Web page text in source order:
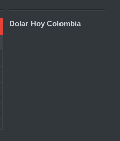
Dolar Hoy Colombia